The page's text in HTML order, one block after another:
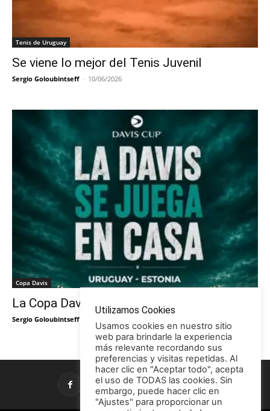
Tenis de Uruguay
Se viene lo mejor del Tenis Juvenil
Sergio Goloubintseff - 10/06/2026
Copa Davis
La Copa Davis vuelve al Círculo
Sergio Goloubintseff
Utilizamos Cookies
Usamos cookies en nuestro sitio
web para brindarle la experiencia
más relevante recordando sus
preferencias y visitas repetidas. Al
hacer clic en "Aceptar todo", acepta
el uso de TODAS las cookies. Sin
embargo, puede hacer clic en
"Ajustes" para proporcionar un